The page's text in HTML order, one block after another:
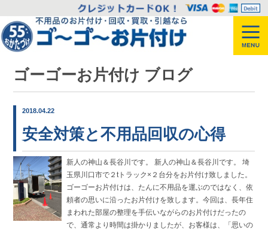
ゴーゴーお片付け ブログ
2018.04.22
安全対策と不用品回収の心得
新人の神山＆長谷川です。 新人の神山＆長谷川です。 埼
玉県川口市で２tトラック×２台分をお片付け致しました。
ゴーゴーお片付けは、たんに不用品を運ぶのではなく、依
頼者の思いに沿ったお片付けを致します。今回は、長年住
まわれた部屋の整理を手伝いながらのお片付けだったの
で、通常より時間は掛かりましたが、お客様は、「思いの